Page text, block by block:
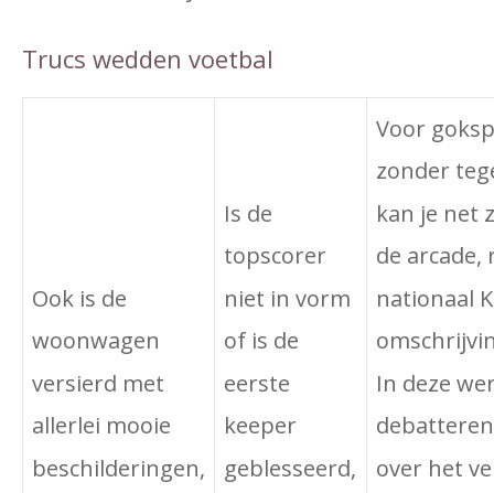
Trucs wedden voetbal
Ook is de
woonwagen
versierd met
allerlei mooie
beschilderingen,
Is de
topscorer
niet in vorm
of is de
eerste
keeper
geblesseerd,
Voor
zonder
kan je net
de arcade,
nationaal
In deze
over het